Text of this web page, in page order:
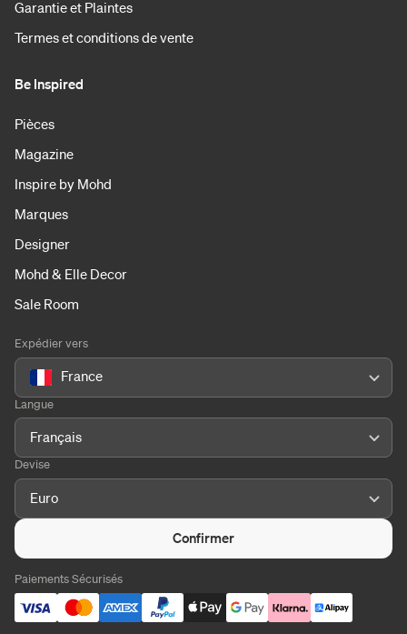
Garantie et Plaintes
Termes et conditions de vente
Be Inspired
Pièces
Magazine
Inspire by Mohd
Marques
Designer
Mohd & Elle Decor
Sale Room
Expédier vers
France
Langue
Français
Devise
Euro
Confirmer
Paiements Sécurisés